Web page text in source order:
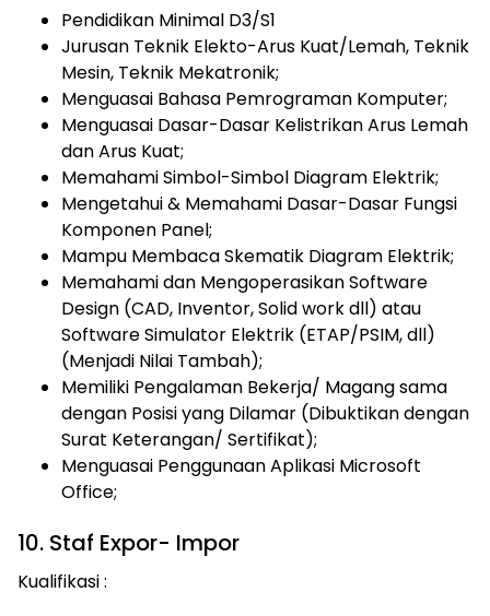
Pendidikan Minimal D3/S1
Jurusan Teknik Elekto-Arus Kuat/Lemah, Teknik
Mesin, Teknik Mekatronik;
Menguasai Bahasa Pemrograman Komputer;
Menguasai Dasar-Dasar Kelistrikan Arus Lemah
dan Arus Kuat;
Memahami Simbol-Simbol Diagram Elektrik;
Mengetahui & Memahami Dasar-Dasar Fungsi
Komponen Panel;
Mampu Membaca Skematik Diagram Elektrik;
Memahami dan Mengoperasikan Software
Design (CAD, Inventor, Solid work dll) atau
Software Simulator Elektrik (ETAP/PSIM, dll)
(Menjadi Nilai Tambah);
Memiliki Pengalaman Bekerja/ Magang sama
dengan Posisi yang Dilamar (Dibuktikan dengan
Surat Keterangan/ Sertifikat);
Menguasai Penggunaan Aplikasi Microsoft
Office;
10. Staf Expor- Impor
Kualifikasi :